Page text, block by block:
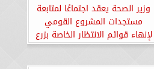
وزير الصحة يعقد اجتماعًا لمتابعة
مستجدات المشروع القومي
لإنهاء قوائم الانتظار الخاصة بزرع
النخاغ